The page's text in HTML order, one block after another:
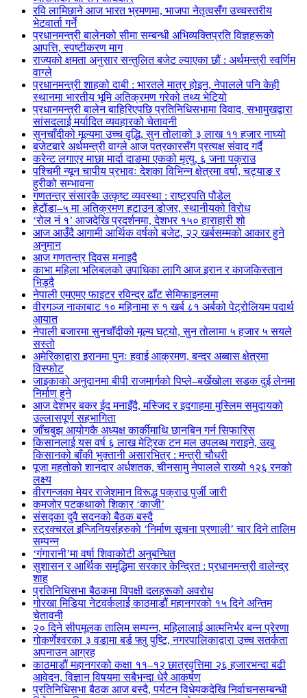
रवि लामिछाने आज भारत भ्रमणमा, भाजपा नेतृत्वसँग उच्चस्तरीय
भेटवार्ता गर्ने
प्रधानमन्त्री बालेनको सीमा सम्बन्धी अभिव्यक्तिप्रति विज्ञहरूको
आपत्ति, स्पष्टीकरण माग
राज्यको क्षमता अनुसार सन्तुलित बजेट ल्याएका छौं : अर्थमन्त्री स्वर्णिम
वाग्ले
प्रधानमन्त्री शाहको दाबी : भारतले मात्र होइन, नेपालले पनि केही
स्थानमा भारतीय भूमि अतिक्रमण गरेको तथ्य भेटियो
प्रधानमन्त्री बालेन बाहिरिएपछि प्रतिनिधिसभामा विवाद, सभामुखद्वारा
सांसदलाई मर्यादित व्यवहारको चेतावनी
सुनचाँदीको मूल्यमा उच्च वृद्धि, सुन तोलाको ३ लाख ११ हजार नाघ्यो
बजेटबारे अर्थमन्त्री वाग्ले आज पत्रकारसँग प्रत्यक्ष संवाद गर्दै
करेन्ट लगाएर माछा मार्दा दाङमा एकको मृत्यु, ६ जना पक्राउ
पश्चिमी न्यून चापीय प्रभावः देशका विभिन्न क्षेत्रमा वर्षा, चट्याङ र
हुरीको सम्भावना
गणतन्त्र संसारकै उत्कृष्ट व्यवस्था : राष्ट्रपति पौडेल
हेटौंडा–५ मा अतिक्रमण हटाउन डोजर, स्थानीयको विरोध
‘रोल नं १’ आजदेखि प्रदर्शनमा, देशभर १५० हाराहारी शो
आज आउँदै आगामी आर्थिक वर्षको बजेट, २२ खर्बसम्मको आकार हुने
अनुमान
आज गणतन्त्र दिवस मनाइदै
काभा महिला भलिबलको उपाधिका लागि आज इरान र काजकिस्तान
भिड्दै
नेपाली एमएमए फाइटर रविन्द्र ढाँट सेमिफाइनलमा
वीरगञ्ज नाकाबाट १० महिनामा रु १ खर्ब ८१ अर्बको पेट्रोलियम पदार्थ
आयात
नेपाली बजारमा सुनचाँदीको मूल्य घट्यो, सुन तोलामा ५ हजार ५ सयले
सस्तो
अमेरिकाद्वारा इरानमा पुनः हवाई आक्रमण, बन्दर अब्बास क्षेत्रमा
विस्फोट
जाइकाको अनुदानमा बीपी राजमार्गको पिप्ले–बर्खेखोला सडक दुई लेनमा
निर्माण हुने
आज देशभर बकर ईद मनाइँदै, मस्जिद र इदगाहमा मुस्लिम समुदायको
उल्लासपूर्ण सहभागिता
जाँचबुझ आयोगकै अध्यक्ष कार्कीमाथि छानबिन गर्न सिफारिस
किसानलाई यस वर्ष ६ लाख मेट्रिक टन मल उपलब्ध गराइने, उखु
किसानको बाँकी भुक्तानी असारभित्र : मन्त्री चौधरी
पूजा महतोको शानदार अर्धशतक, चीनसामु नेपालले राख्यो १२६ रनको
लक्ष्य
वीरगन्जका मेयर राजेशमान विरूद्ध पक्राउ पुर्जी जारी
कमजोर पटकथाको शिकार ‘काजी’
संसद्का दुवै सदनको बैठक बस्दै
स्ट्रक्चरल इन्जिनियर्सहरुकाे ‘निर्माण सूचना प्रणाली’ चार दिने तालिम
सम्पन्न
‘गंगारानी’मा वर्षा शिवाकोटी अनुबन्धित
सुशासन र आर्थिक समृद्धिमा सरकार केन्द्रित : प्रधानमन्त्री वालेन्द्र
शाह
प्रतिनिधिसभा बैठकमा विपक्षी दलहरूको अवरोध
गोरखा मिडिया नेटवर्कलाई काठमाडौं महानगरको १५ दिने अन्तिम
चेतावनी
२० दिने सीपमूलक तालिम सम्पन्न, महिलालाई आत्मनिर्भर बन्न प्रेरणा
गोकर्णेश्वरका ३ वडामा बर्ड फ्लु पुष्टि, नगरपालिकाद्वारा उच्च सतर्कता
अपनाउन आग्रह
काठमाडौं महानगरको कक्षा ११–१२ छात्रवृत्तिमा २६ हजारभन्दा बढी
आवेदन, विज्ञान विषयमा सबैभन्दा धेरै आकर्षण
प्रतिनिधिसभा बैठक आज बस्दै, पर्यटन विधेयकदेखि निर्वाचनसम्बन्धी